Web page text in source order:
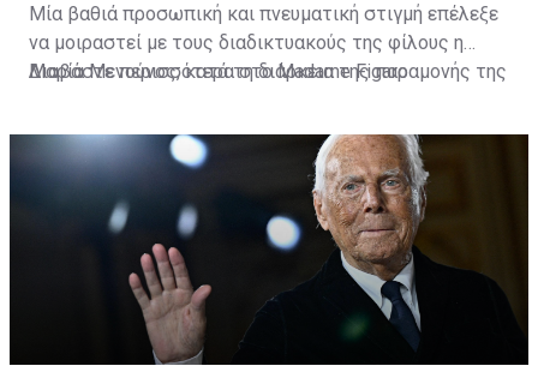
Μία βαθιά προσωπική και πνευματική στιγμή επέλεξε
να μοιραστεί με τους διαδικτυακούς της φίλους η
Μαρία Μενούνος, κατά τη διάρκεια της παραμονής της
πλευρό της τη μικρή της κόρη, Αθηνά, σε ένα
προσκύνημα που, όπως αποκάλυψε, είχε ξεχωριστή
σημασία για την ίδια.
Διαβάστε περισσότερα στο Madame Figaro